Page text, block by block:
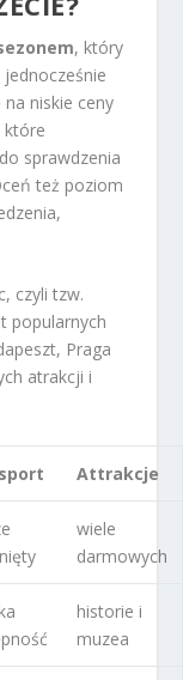
, który
niskie ceny
które
sprawdzenia
też poziom
czyli tzw.
popularnych
Praga
atrakcji i
Attrakcje
wiele
darmowych
historie i
muzea